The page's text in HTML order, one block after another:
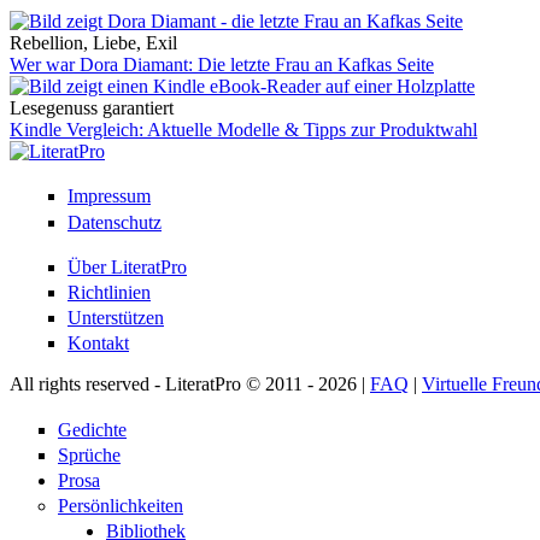
Rebellion, Liebe, Exil
Wer war Dora Diamant: Die letzte Frau an Kafkas Seite
Lesegenuss garantiert
Kindle Vergleich: Aktuelle Modelle & Tipps zur Produktwahl
Impressum
Datenschutz
Über LiteratPro
Richtlinien
Unterstützen
Kontakt
All rights reserved - LiteratPro © 2011 - 2026 | FAQ | Virtuelle
Gedichte
Sprüche
Prosa
Persönlichkeiten
Bibliothek